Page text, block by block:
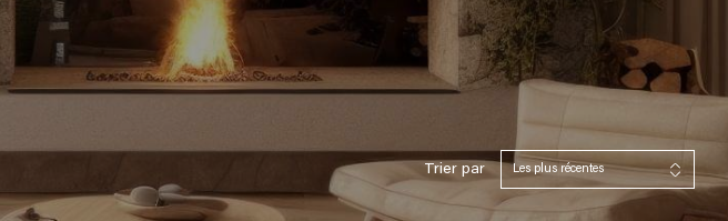
Trier par Les plus récentes